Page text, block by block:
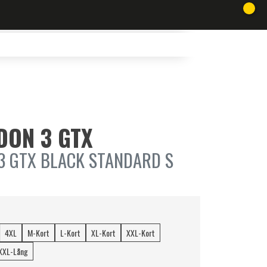
3 GTX
GTX BLACK STANDARD S
4XL M-Kort L-Kort XL-Kort
XXL-Kort
Lång